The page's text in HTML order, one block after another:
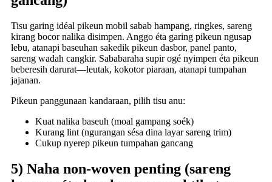
Tisu garing idéal pikeun mobil sabab hampang, ringkes, sareng
kirang bocor nalika disimpen. Anggo éta garing pikeun ngusap
lebu, atanapi baseuhan sakedik pikeun dasbor, panel panto,
sareng wadah cangkir. Sababaraha supir ogé nyimpen éta pikeun
beberesih darurat—leutak, kokotor piaraan, atanapi tumpahan
jajanan.
Pikeun panggunaan kandaraan, pilih tisu anu:
Kuat nalika baseuh (moal gampang soék)
Kurang lint (ngurangan sésa dina layar sareng trim)
Cukup nyerep pikeun tumpahan gancang
5) Naha non-woven penting (sareng